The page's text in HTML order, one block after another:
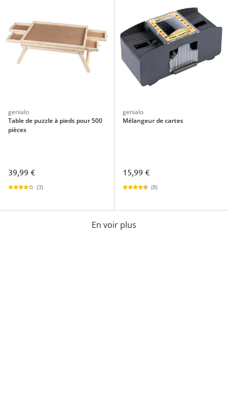
genialo
Table de puzzle à pieds pour 500
pièces
39,99 €
(3)
genialo
Mélangeur de cartes
15,99 €
(8)
En voir plus